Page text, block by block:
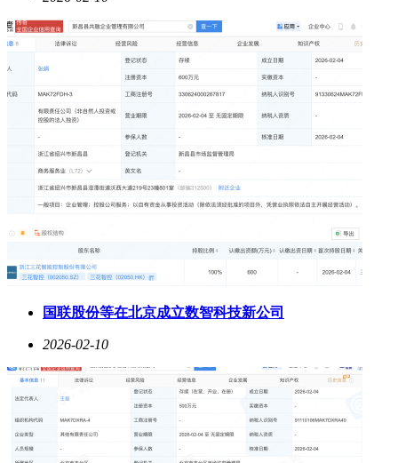
国联股份等在北京成立数智科技新公司
2026-02-10